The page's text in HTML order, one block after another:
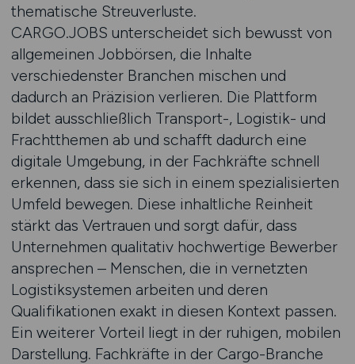
thematische Streuverluste.
CARGO.JOBS unterscheidet sich bewusst von
allgemeinen Jobbörsen, die Inhalte
verschiedenster Branchen mischen und
dadurch an Präzision verlieren. Die Plattform
bildet ausschließlich Transport-, Logistik- und
Frachtthemen ab und schafft dadurch eine
digitale Umgebung, in der Fachkräfte schnell
erkennen, dass sie sich in einem spezialisierten
Umfeld bewegen. Diese inhaltliche Reinheit
stärkt das Vertrauen und sorgt dafür, dass
Unternehmen qualitativ hochwertige Bewerber
ansprechen – Menschen, die in vernetzten
Logistiksystemen arbeiten und deren
Qualifikationen exakt in diesen Kontext passen.
Ein weiterer Vorteil liegt in der ruhigen, mobilen
Darstellung. Fachkräfte in der Cargo-Branche